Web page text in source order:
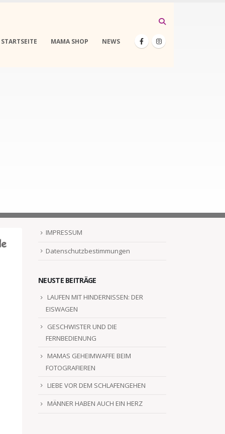
STARTSEITE MAMA SHOP NEWS
IMPRESSUM
Datenschutzbestimmungen
NEUSTE BEITRÄGE
LAUFEN MIT HINDERNISSEN: DER
EISWAGEN
GESCHWISTER UND DIE
FERNBEDIENUNG
MAMAS GEHEIMWAFFE BEIM
FOTOGRAFIEREN
LIEBE VOR DEM SCHLAFENGEHEN
MÄNNER HABEN AUCH EIN HERZ